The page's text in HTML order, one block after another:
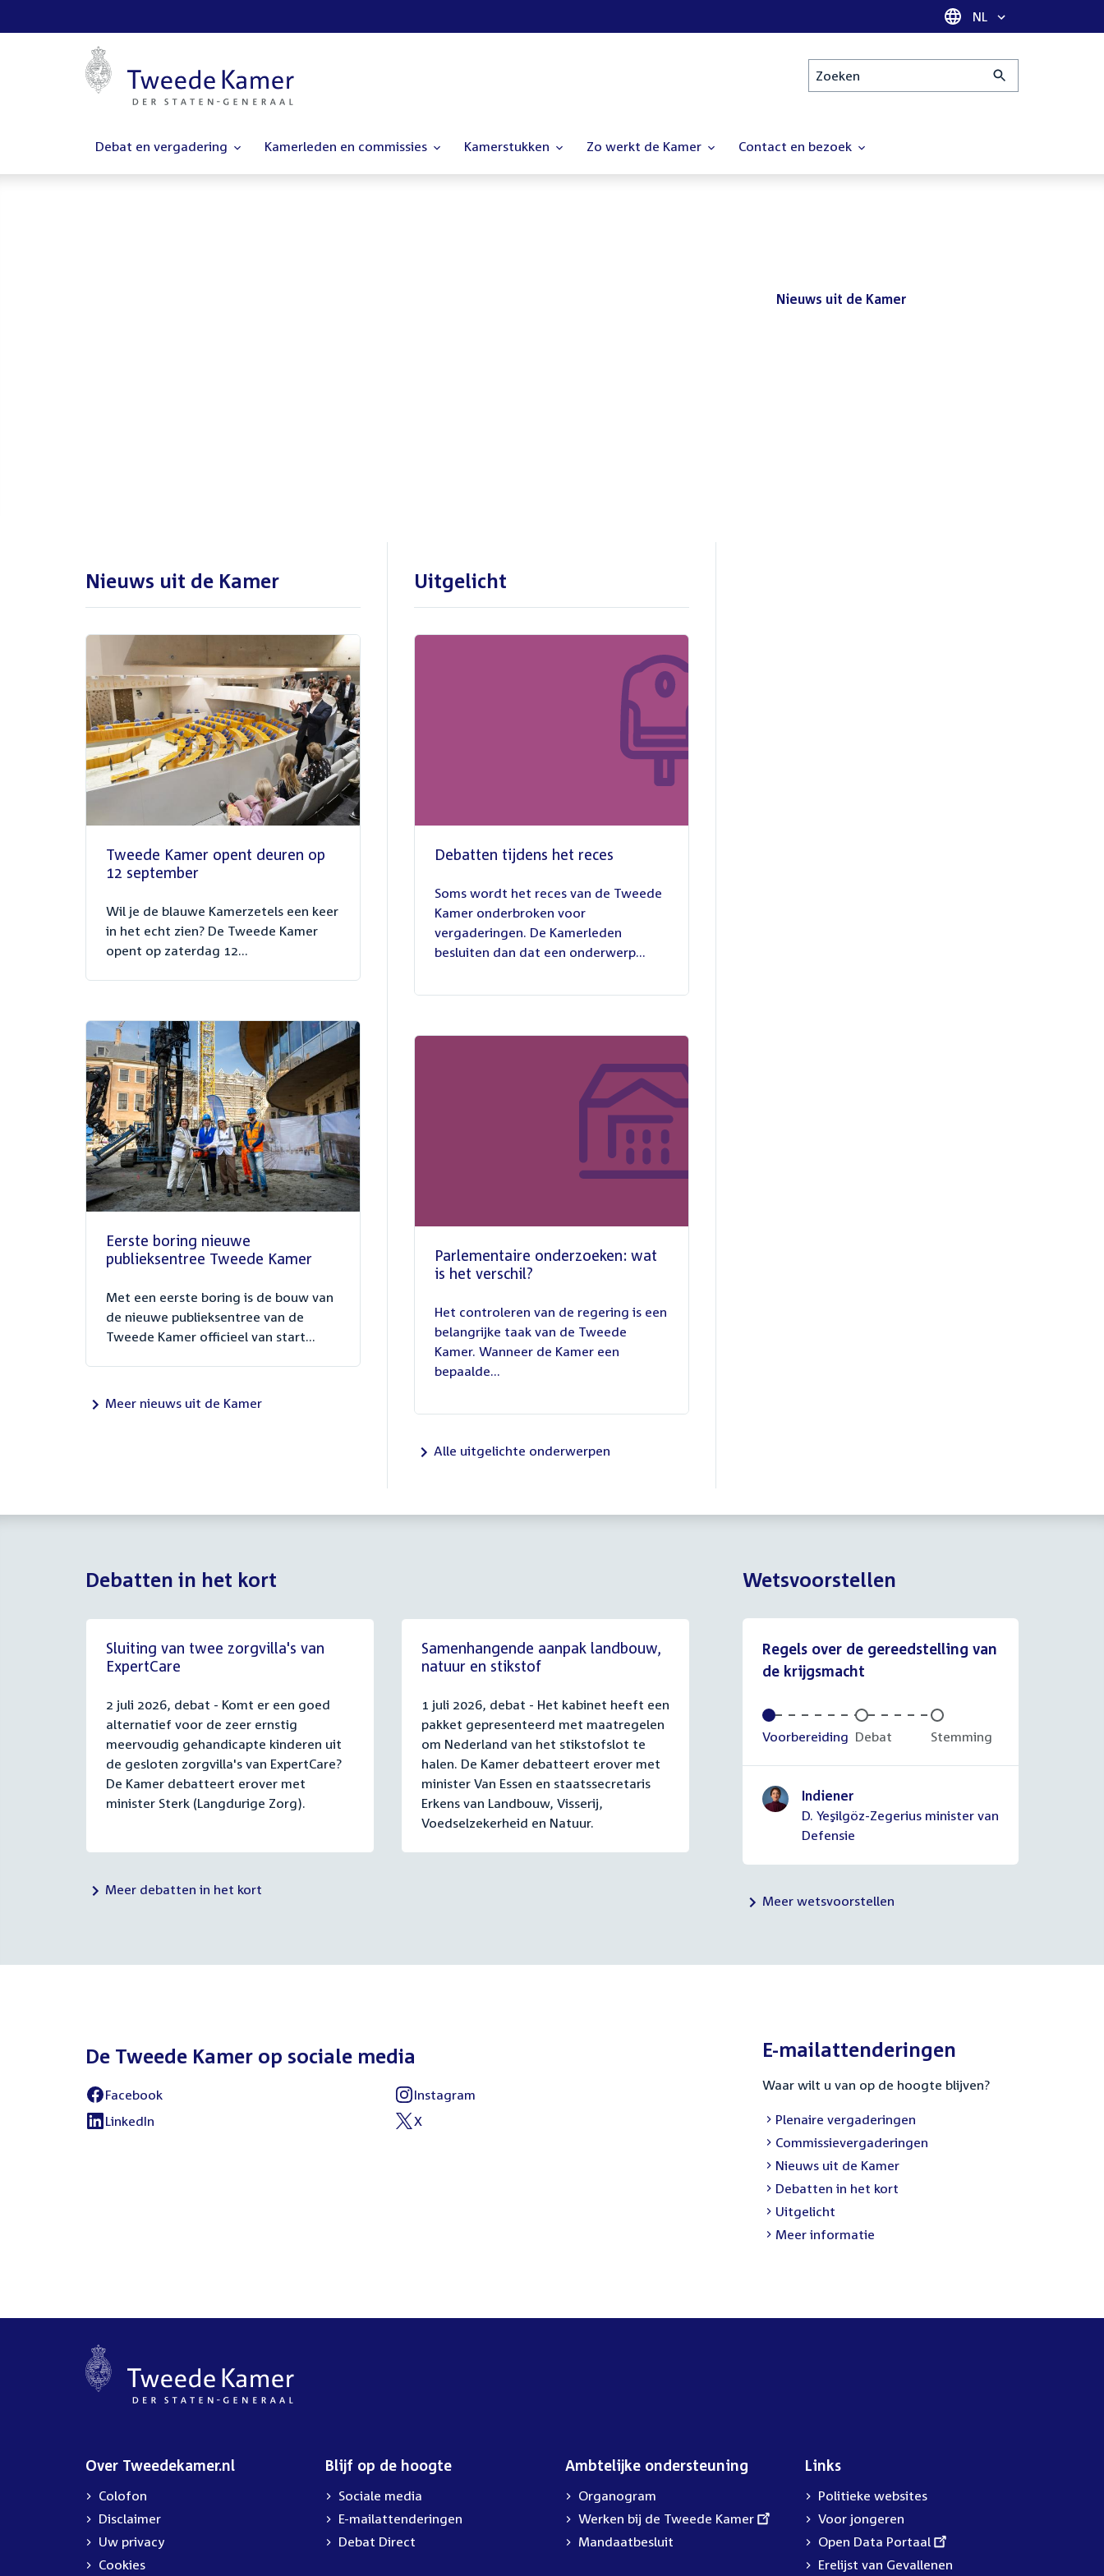
Taal selectie
NL
Zoeken
Debat en vergadering Kamerleden en commissies Kamerstukken Zo werkt de Kamer Contact en bezoek
Nieuws uit de Kamer
Nieuws uit de Kamer
Tweede Kamer opent deuren op
12 september
Wil je de blauwe Kamerzetels een keer
in het echt zien? De Tweede Kamer
opent op zaterdag 12...
Eerste boring nieuwe
publieksentree Tweede Kamer
Met een eerste boring is de bouw van
de nieuwe publieksentree van de
Tweede Kamer officieel van start...
Meer nieuws uit de Kamer
Uitgelicht
Debatten tijdens het reces
juli
2026
Soms wordt het reces van de Tweede
Kamer onderbroken voor
vergaderingen. De Kamerleden
besluiten dan dat een onderwerp...
Parlementaire onderzoeken: wat
is het verschil?
juli
2026
Het controleren van de regering is een
belangrijke taak van de Tweede
Kamer. Wanneer de Kamer een
bepaalde...
Alle uitgelichte onderwerpen
Debatten in het kort
Sluiting van twee zorgvilla's van
ExpertCare
2 juli 2026, debat - Komt er een goed
alternatief voor de zeer ernstig
meervoudig gehandicapte kinderen uit
de gesloten zorgvilla's van ExpertCare?
De Kamer debatteert erover met
minister Sterk (Langdurige Zorg).
Samenhangende aanpak landbouw,
natuur en stikstof
1 juli 2026, debat - Het kabinet heeft een
pakket gepresenteerd met maatregelen
om Nederland van het stikstofslot te
halen. De Kamer debatteert erover met
minister Van Essen en staatssecretaris
Erkens van Landbouw, Visserij,
Voedselzekerheid en Natuur.
Meer debatten in het kort
Wetsvoorstellen
Regels over de gereedstelling van
de krijgsmacht
Voltooid:
Voorbereiding Onvoltooid:
Debat Onvoltooid:
Stemming
Indiener
D. Yeşilgöz-Zegerius minister van
Defensie
Meer wetsvoorstellen
De Tweede Kamer op sociale media
External
link:
Facebook
External
link:
Instagram
External
LinkedIn
External
X
E-mailattenderingen
Waar wilt u van op de hoogte blijven?
External
link:
Plenaire vergaderingen
External
link:
Commissievergaderingen
External
link:
Nieuws uit de Kamer
External
link:
Debatten in het kort
External
link:
Uitgelicht
Meer informatie
Over Tweedekamer.nl
Colofon
Disclaimer
Uw privacy
Cookies
Blijf op de hoogte
Sociale media
E-mailattenderingen
Debat Direct
Ambtelijke ondersteuning
Organogram
External
link:
Werken bij de Tweede Kamer
Mandaatbesluit
Links
Politieke websites
Voor jongeren
External
link:
Open Data Portaal
Erelijst van Gevallenen